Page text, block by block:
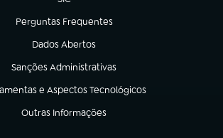
(abre em nova aba)
Perguntas Frequentes
(abre em nova aba)
Dados Abertos
(abre em nova aba)
Sanções Administrativas
(abre em nova aba)
e Aspectos Tecnológicos
em nova aba)
Outras Informações
(abre em nova aba)